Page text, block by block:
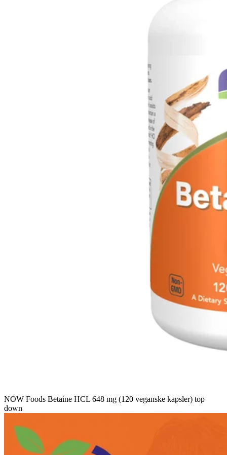
NOW Foods Betaine HCL 648 mg (120 veganske kapsler) top
down